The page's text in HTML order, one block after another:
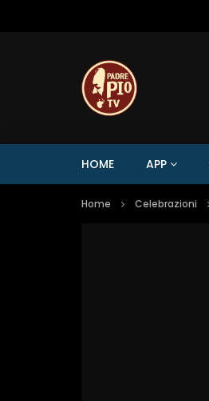
HOME APP
Home Celebrazioni